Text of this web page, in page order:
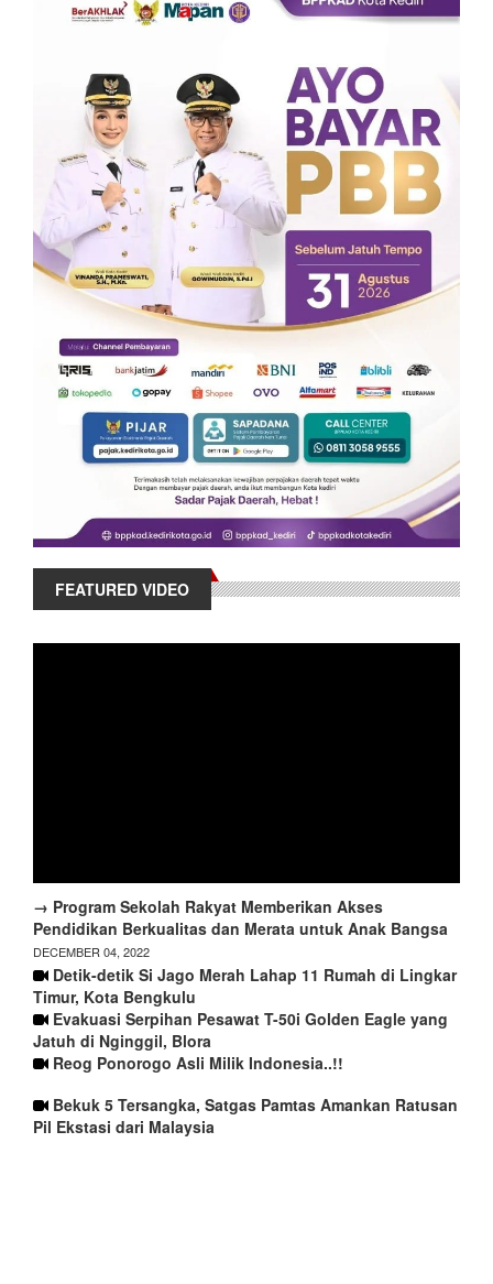
FEATURED VIDEO
→ Program Sekolah Rakyat Memberikan Akses
Pendidikan Berkualitas dan Merata untuk Anak Bangsa
DECEMBER 04, 2022
Detik-detik Si Jago Merah Lahap 11 Rumah di Lingkar
Timur, Kota Bengkulu
Evakuasi Serpihan Pesawat T-50i Golden Eagle yang
Jatuh di Nginggil, Blora
Reog Ponorogo Asli Milik Indonesia..!!
Bekuk 5 Tersangka, Satgas Pamtas Amankan Ratusan
Pil Ekstasi dari Malaysia